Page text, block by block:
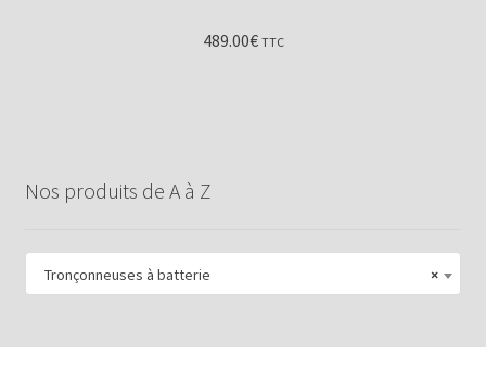
489.00€ TTC
Nos produits de A à Z
×
Tronçonneuses à batterie